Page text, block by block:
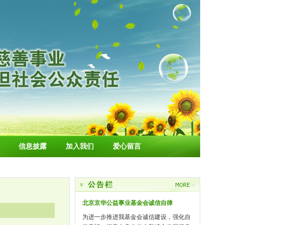
信息披露 加入我们 爱心留言
北京京华公益事业基金会诚信自律
为进一步推进我基金会诚信建设，强化自